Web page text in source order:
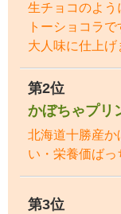
生チョコのよ
トーショコラ
大人味に仕上げ
第2位
かぼちゃプリ
北海道十勝産か
い・栄養価ばっ
第3位